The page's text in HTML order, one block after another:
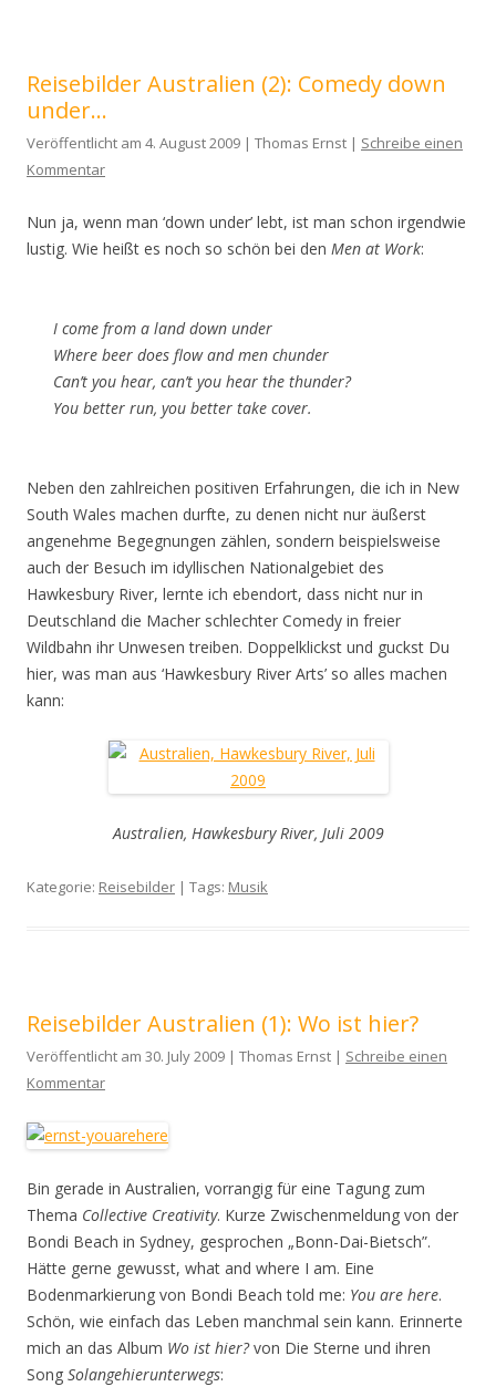
Reisebilder Australien (2): Comedy down
under…
Veröffentlicht am 4. August 2009 | Thomas Ernst | Schreibe einen
Kommentar
Nun ja, wenn man ‘down under’ lebt, ist man schon irgendwie
lustig. Wie heißt es noch so schön bei den Men at Work:
I come from a land down under
Where beer does flow and men chunder
Can’t you hear, can’t you hear the thunder?
You better run, you better take cover.
Neben den zahlreichen positiven Erfahrungen, die ich in New
South Wales machen durfte, zu denen nicht nur äußerst
angenehme Begegnungen zählen, sondern beispielsweise
auch der Besuch im idyllischen Nationalgebiet des
Hawkesbury River, lernte ich ebendort, dass nicht nur in
Deutschland die Macher schlechter Comedy in freier
Wildbahn ihr Unwesen treiben. Doppelklickst und guckst Du
hier, was man aus ‘Hawkesbury River Arts’ so alles machen
kann:
Australien, Hawkesbury River, Juli 2009
Kategorie: Reisebilder | Tags: Musik
Reisebilder Australien (1): Wo ist hier?
Veröffentlicht am 30. July 2009 | Thomas Ernst | Schreibe einen
Kommentar
Bin gerade in Australien, vorrangig für eine Tagung zum
Thema Collective Creativity. Kurze Zwischenmeldung von der
Bondi Beach in Sydney, gesprochen „Bonn-Dai-Bietsch”.
Hätte gerne gewusst, what and where I am. Eine
Bodenmarkierung von Bondi Beach told me: You are here.
Schön, wie einfach das Leben manchmal sein kann. Erinnerte
mich an das Album Wo ist hier?von Die Sterne und ihren
Song Solangehierunterwegs: